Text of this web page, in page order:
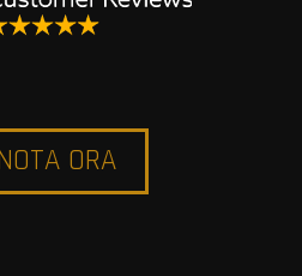
ORA